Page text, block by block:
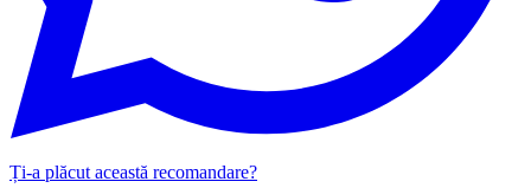
Ți-a plăcut această recomandare?